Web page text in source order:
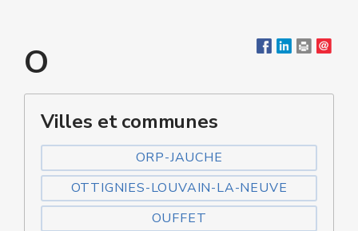
O
Villes et communes
ORP-JAUCHE
OTTIGNIES-LOUVAIN-LA-NEUVE
OUFFET